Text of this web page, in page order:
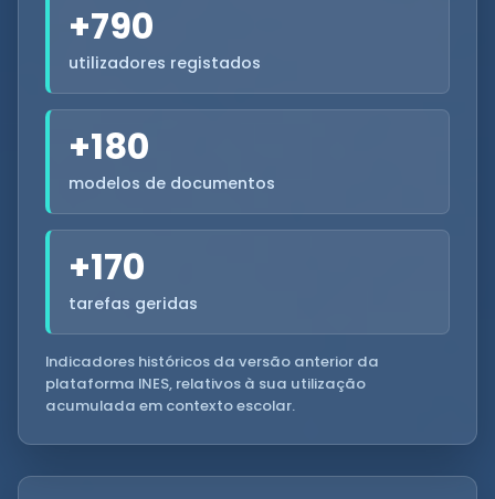
+790
utilizadores registados
+180
modelos de documentos
+170
tarefas geridas
Indicadores históricos da versão anterior da
plataforma INES, relativos à sua utilização
acumulada em contexto escolar.